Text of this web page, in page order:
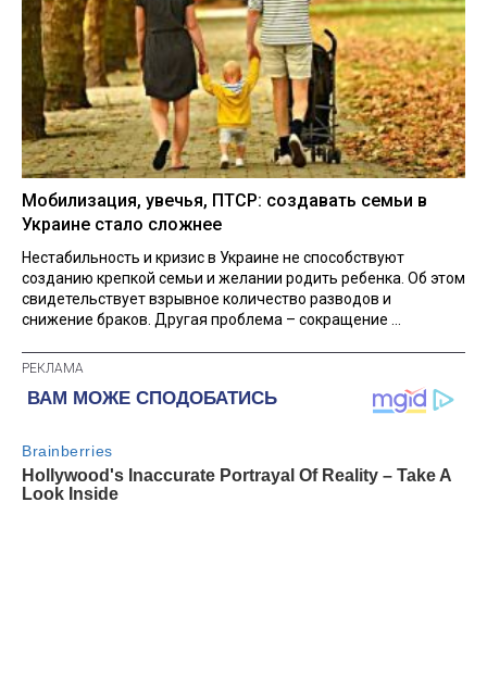
Мобилизация, увечья, ПТСР: создавать семьи в
Украине стало сложнее
Нестабильность и кризис в Украине не способствуют
созданию крепкой семьи и желании родить ребенка. Об этом
свидетельствует взрывное количество разводов и
снижение браков. Другая проблема – сокращение ...